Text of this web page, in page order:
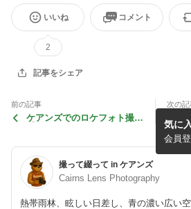
いいね
2
コメント
記事をシェア
前の記事
ケアンズでのロケフォト撮影
次の記
ケア
【ポ
ケフ
撮って綴って in ケアンズ
Cairns Lens Photography
熱帯雨林、眩しい日差し、青の濃い広い
気に
会員